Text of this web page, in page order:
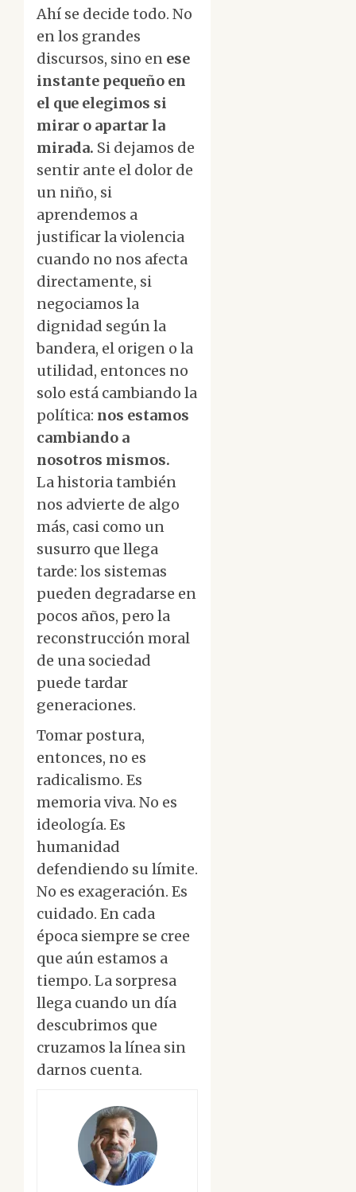
Ahí se decide todo. No
en los grandes
discursos, sino en ese
instante pequeño en
el que elegimos si
mirar o apartar la
mirada. Si dejamos de
sentir ante el dolor de
un niño, si
aprendemos a
justificar la violencia
cuando no nos afecta
directamente, si
negociamos la
dignidad según la
bandera, el origen o la
utilidad, entonces no
solo está cambiando la
política: nos estamos
cambiando a
nosotros mismos.
La historia también
nos advierte de algo
más, casi como un
susurro que llega
tarde: los sistemas
pueden degradarse en
pocos años, pero la
reconstrucción moral
de una sociedad
puede tardar
generaciones.
Tomar postura,
entonces, no es
radicalismo. Es
memoria viva. No es
ideología. Es
humanidad
defendiendo su límite.
No es exageración. Es
cuidado. En cada
época siempre se cree
que aún estamos a
tiempo. La sorpresa
llega cuando un día
descubrimos que
cruzamos la línea sin
darnos cuenta.